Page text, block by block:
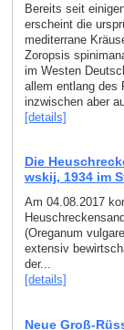
Bereits seit
erscheint die
mediterrane
Zoropsis
im Westen
allem entlang des
inzwischen aber
[details]
Die
wskij, 1934 im
Am 04.08.2017
(Oreganum
extensiv
der...
[details]
Neue Groß-